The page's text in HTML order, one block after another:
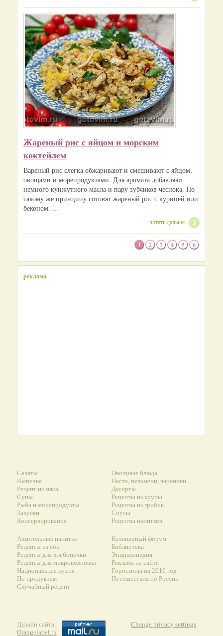
Жареный рис с яйцом и морским
коктейлем
Вареный рис слегка обжаривают и смешивают с яйцом,
овощами и морепродуктами. Для аромата добавляют
немного кунжутного масла и пару зубчиков чеснока. По
такому же принципу готовят жареный рис с курицей или
беконом. ...
читать дальше
1 2 3 4 5 6
реклама
Салаты
Выпечка
Рецепт из мяса
Супы
Рыба и морепродукты
Закуски
Консервирование
Овощные блюда
Паста, пельмени, вареники...
Десерты
Рецепты из крупы
Рецепты из грибов
Соусы
Рецепты напитков
Алкогольные напитки
Рецепты из сои
Рецепты для хлебопечки
Рецепты для микроволновки
Национальная кухня
По продуктам
Случайный рецепт
Кулинарный форум
Библиотека
Энциклопедия
Реклама на сайте
Гороскопы на 2010 год
Путешествия по России
Дизайн сайта:
Orangelabel.ru
Change privacy settings